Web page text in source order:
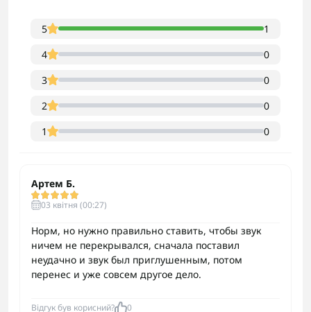
5
1
4
0
3
0
2
0
1
0
Артем Б.
03 квітня (00:27)
Норм, но нужно правильно ставить, чтобы звук
ничем не перекрывался, сначала поставил
неудачно и звук был приглушенным, потом
перенес и уже совсем другое дело.
Відгук був корисний? 0